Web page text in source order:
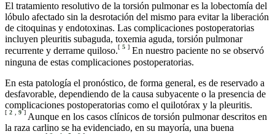
El tratamiento resolutivo de la torsión pulmonar es la lobectomía del
lóbulo afectado sin la desrotación del mismo para evitar la liberación
de citoquinas y endotoxinas. Las complicaciones postoperatorias
incluyen pleuritis subaguda, toxemia aguda, torsión pulmonar
recurrente y derrame quiloso.[ 5 ] En nuestro paciente no se observó
ninguna de estas complicaciones postoperatorias.
En esta patología el pronóstico, de forma general, es de reservado a
desfavorable, dependiendo de la causa subyacente o la presencia de
complicaciones postoperatorias como el quilotórax y la pleuritis.
[ 2 9 ] Aunque en los casos clínicos de torsión pulmonar descritos en
la raza carlino se ha evidenciado, en su mayoría, una buena